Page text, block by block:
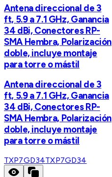
Antena direccional de 3
ft, 5.9 a 7.1 GHz, Ganancia
34 dBi, Conectores RP-
SMA Hembra, Polarización
doble, incluye montaje
para torre o mástil
Antena direccional de 3
ft, 5.9 a 7.1 GHz, Ganancia
34 dBi, Conectores RP-
SMA Hembra, Polarización
doble, incluye montaje
para torre o mástil
TXP7GD34TXP7GD34